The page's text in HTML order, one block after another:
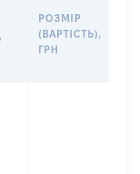
РОЗМІР
(ВАРТІСТЬ),
ГРН